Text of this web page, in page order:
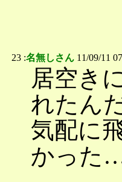
23 :名無しさん 11/09/11
居空き
れたん
気配に
かった…